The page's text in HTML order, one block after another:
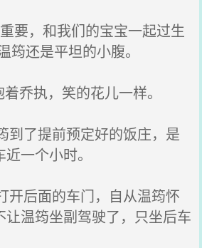
要，和我们的宝宝一起过生
筠还是平坦的小腹。
乔执，笑的花儿一样。
了提前预定好的饭庄，是
一个小时。
后面的车门，自从温筠怀
让温筠坐副驾驶了，只坐后车